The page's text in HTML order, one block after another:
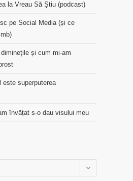
la Vreau Să Știu (podcast)
pe Social Media (și ce
și cum mi-am
este superputerea
învățat s-o dau visului meu